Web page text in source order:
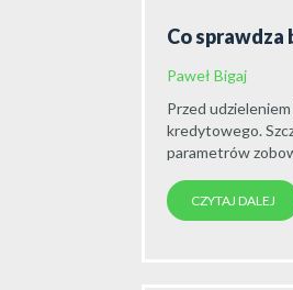
Co
Paweł Bigaj
Przed
kredytowego.
parametrów
CZYTAJ DALEJ